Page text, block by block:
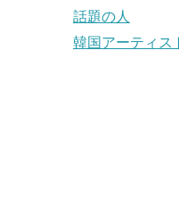
話題の人
韓国アーティス